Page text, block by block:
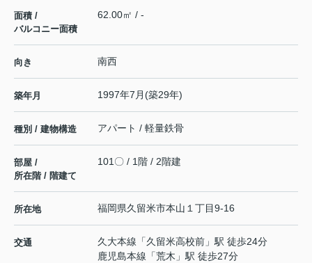
面積 /
バルコニー面積
62.00㎡ / -
向き 南西
築年月 1997年7月(築29年)
種別 / 建物構造 アパート / 軽量鉄骨
部屋 /
所在階 / 階建て
101〇 / 1階 / 2階建
所在地 福岡県久留米市本山 １丁目9-16
交通 久大本線 「久留米高校前 」駅 徒歩24分
鹿児島本線 「荒木 」駅 徒歩27分